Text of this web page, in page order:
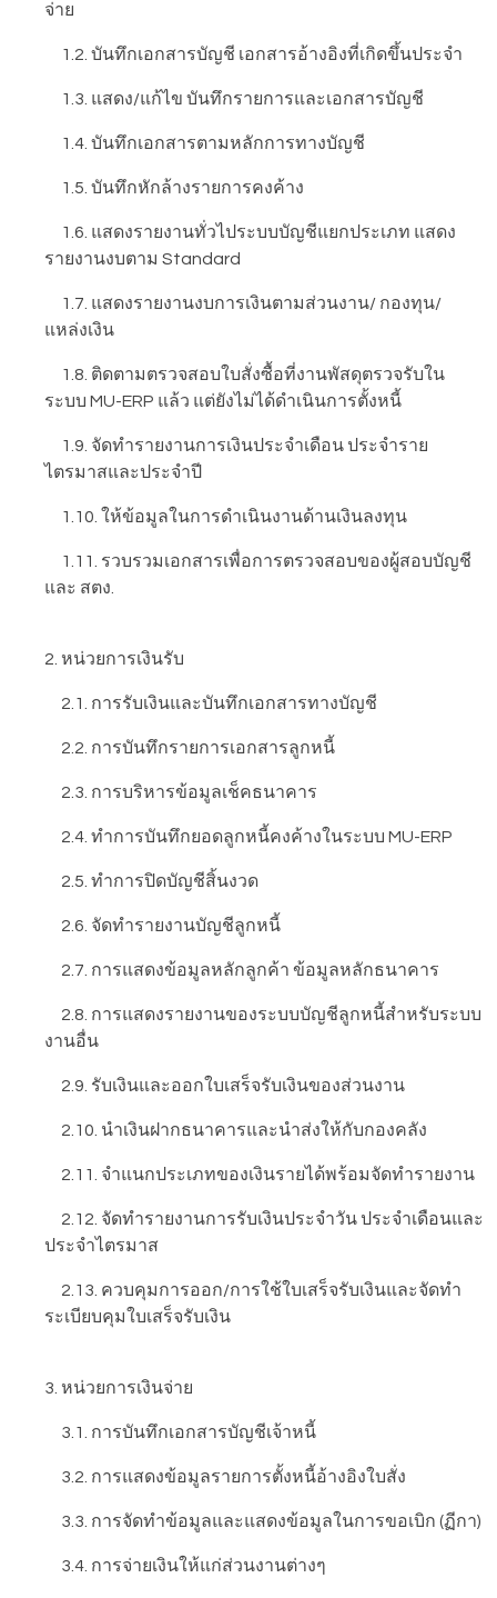
จ่าย
1.2. บันทึกเอกสารบัญชี เอกสารอ้างอิงที่เกิดขึ้นประจำ
1.3. แสดง/แก้ไข บันทึกรายการและเอกสารบัญชี
1.4. บันทึกเอกสารตามหลักการทางบัญชี
1.5. บันทึกหักล้างรายการคงค้าง
1.6. แสดงรายงานทั่วไประบบบัญชีแยกประเภท แสดง
รายงานงบตาม Standard
1.7. แสดงรายงานงบการเงินตามส่วนงาน/ กองทุน/
แหล่งเงิน
1.8. ติดตามตรวจสอบใบสั่งซื้อที่งานพัสดุตรวจรับใน
ระบบ MU-ERP แล้ว แต่ยังไม่ได้ดำเนินการตั้งหนี้
1.9. จัดทำรายงานการเงินประจำเดือน ประจำราย
ไตรมาสและประจำปี
1.10. ให้ข้อมูลในการดำเนินงานด้านเงินลงทุน
1.11. รวบรวมเอกสารเพื่อการตรวจสอบของผู้สอบบัญชี
และ สตง.
2. หน่วยการเงินรับ
2.1. การรับเงินและบันทึกเอกสารทางบัญชี
2.2. การบันทึกรายการเอกสารลูกหนี้
2.3. การบริหารข้อมูลเช็คธนาคาร
2.4. ทำการบันทึกยอดลูกหนี้คงค้างในระบบ MU-ERP
2.5. ทำการปิดบัญชีสิ้นงวด
2.6. จัดทำรายงานบัญชีลูกหนี้
2.7. การแสดงข้อมูลหลักลูกค้า ข้อมูลหลักธนาคาร
2.8. การแสดงรายงานของระบบบัญชีลูกหนี้สำหรับระบบ
งานอื่น
2.9. รับเงินและออกใบเสร็จรับเงินของส่วนงาน
2.10. นำเงินฝากธนาคารและนำส่งให้กับกองคลัง
2.11. จำแนกประเภทของเงินรายได้พร้อมจัดทำรายงาน
2.12. จัดทำรายงานการรับเงินประจำวัน ประจำเดือนและ
ประจำไตรมาส
2.13. ควบคุมการออก/การใช้ใบเสร็จรับเงินและจัดทำ
ระเบียบคุมใบเสร็จรับเงิน
3. หน่วยการเงินจ่าย
3.1. การบันทึกเอกสารบัญชีเจ้าหนี้
3.2. การแสดงข้อมูลรายการตั้งหนี้อ้างอิงใบสั่ง
3.3. การจัดทำข้อมูลและแสดงข้อมูลในการขอเบิก (ฏีกา)
3.4. การจ่ายเงินให้แก่ส่วนงานต่างๆ